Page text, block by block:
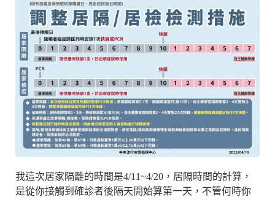
我這次居家隔離的時間是4/11~4/20，居隔時間的計算，
是從你接觸到確診者後隔天開始算第一天，不管何時你